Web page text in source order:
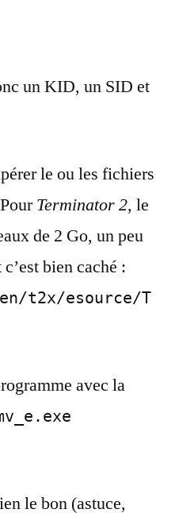
un KID, un SID et
le ou les fichiers
Terminator 2, le
de 2 Go, un peu
bien caché :
t2x/esource/T
avec la
le bon (astuce,